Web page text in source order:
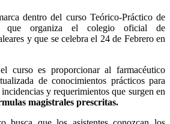
dentro del curso Teórico-Práctico de
que organiza el colegio oficial de
y que se celebra el 24 de Febrero en
curso es proporcionar al farmacéutico
de conocimientos prácticos para
y requerimientos que surgen en
magistrales prescritas.